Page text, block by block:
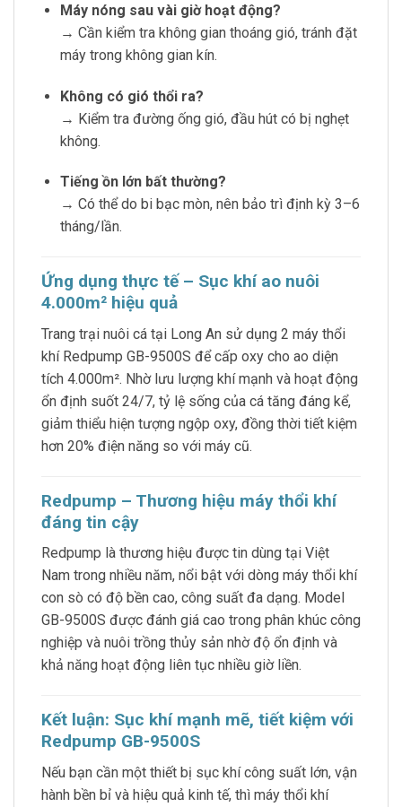
Máy nóng sau vài giờ hoạt động?
→ Cần kiểm tra không gian thoáng gió, tránh đặt
máy trong không gian kín.
Không có gió thổi ra?
→ Kiểm tra đường ống gió, đầu hút có bị nghẹt
không.
Tiếng ồn lớn bất thường?
→ Có thể do bi bạc mòn, nên bảo trì định kỳ 3–6
tháng/lần.
Ứng dụng thực tế – Sục khí ao nuôi
4.000m² hiệu quả
Trang trại nuôi cá tại Long An sử dụng 2 máy thổi
khí Redpump GB-9500S để cấp oxy cho ao diện
tích 4.000m². Nhờ lưu lượng khí mạnh và hoạt động
ổn định suốt 24/7, tỷ lệ sống của cá tăng đáng kể,
giảm thiểu hiện tượng ngộp oxy, đồng thời tiết kiệm
hơn 20% điện năng so với máy cũ.
Redpump – Thương hiệu máy thổi khí
đáng tin cậy
Redpump là thương hiệu được tin dùng tại Việt
Nam trong nhiều năm, nổi bật với dòng máy thổi khí
con sò có độ bền cao, công suất đa dạng. Model
GB-9500S được đánh giá cao trong phân khúc công
nghiệp và nuôi trồng thủy sản nhờ độ ổn định và
khả năng hoạt động liên tục nhiều giờ liền.
Kết luận: Sục khí mạnh mẽ, tiết kiệm với
Redpump GB-9500S
Nếu bạn cần một thiết bị sục khí công suất lớn, vận
hành bền bỉ và hiệu quả kinh tế, thì máy thổi khí